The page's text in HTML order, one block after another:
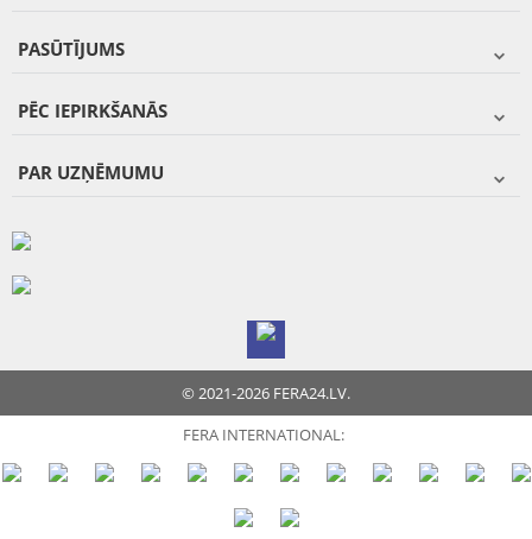
PASŪTĪJUMS
PĒC IEPIRKŠANĀS
PAR UZŅĒMUMU
© 2021-2026 FERA24.LV.
FERA INTERNATIONAL: